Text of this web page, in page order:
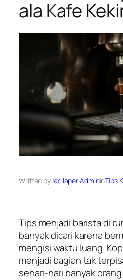
ala Kafe
Written byJadilaper AdmininTips
Tips menjadi barista di
banyak dicari karena
mengisi waktu luang.
menjadi bagian tak
sehari-hari banyak orang.